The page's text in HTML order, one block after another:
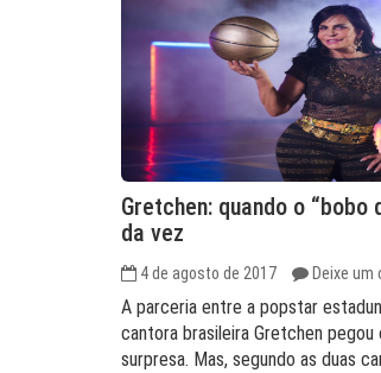
Gretchen: quando o “bobo
da vez
4 de agosto de 2017 Deixe um
A parceria entre a popstar
cantora brasileira Gretchen pegou
surpresa. Mas, segundo as duas